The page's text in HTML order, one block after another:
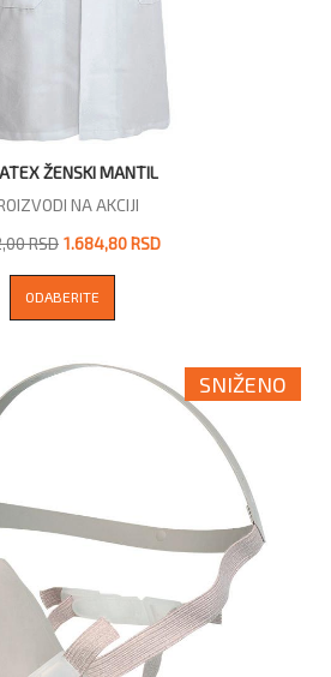
ŽENSKI MANTIL
NA AKCIJI
RSD 1.684,80 RSD
ODABERITE
SNIŽENO